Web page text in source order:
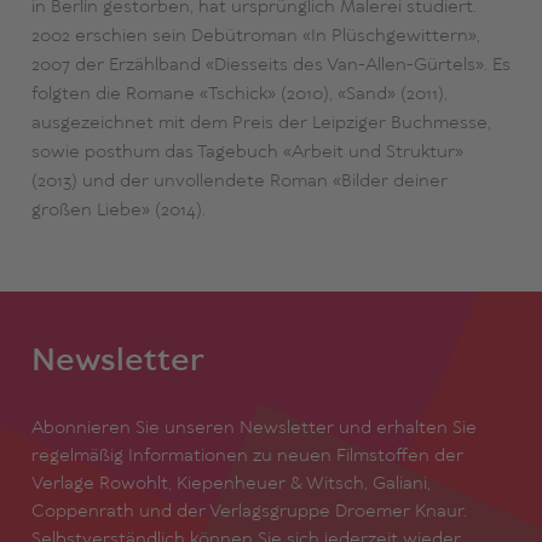
in Berlin gestorben, hat ursprünglich Malerei studiert.
2002 erschien sein Debütroman «In Plüschgewittern»,
2007 der Erzählband «Diesseits des Van-Allen-Gürtels». Es
folgten die Romane «Tschick» (2010), «Sand» (2011),
ausgezeichnet mit dem Preis der Leipziger Buchmesse,
sowie posthum das Tagebuch «Arbeit und Struktur»
(2013) und der unvollendete Roman «Bilder deiner
großen Liebe» (2014).
Newsletter
Abonnieren Sie unseren Newsletter und erhalten Sie
regelmäßig Informationen zu neuen Filmstoffen der
Verlage Rowohlt, Kiepenheuer & Witsch, Galiani,
Coppenrath und der Verlagsgruppe Droemer Knaur.